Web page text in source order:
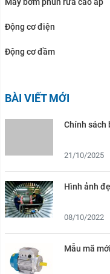
Động cơ điện
Động cơ đầm
BÀI VIẾT MỚI
Chính sách
21/10/2025
Hình ảnh
08/10/2022
Mẫu mã